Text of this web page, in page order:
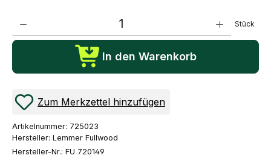
Stück
In den Warenkorb
Zum Merkzettel hinzufügen
Artikelnummer: 725023
Hersteller: Lemmer Fullwood
Hersteller-Nr.: FU 720149